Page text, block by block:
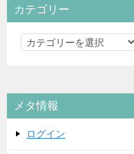
カテゴリー
カ
リ
ー
メタ情報
ログイン